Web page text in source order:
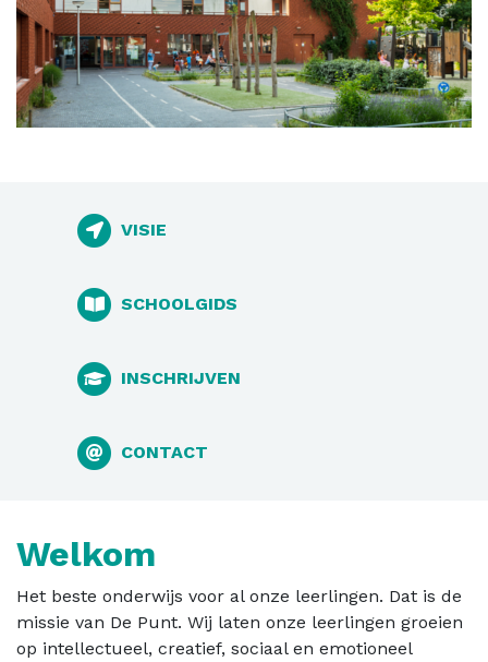
VISIE
SCHOOLGIDS
INSCHRIJVEN
CONTACT
Welkom
Het beste onderwijs voor al onze leerlingen. Dat is de
missie van De Punt. Wij laten onze leerlingen groeien
op intellectueel, creatief, sociaal en emotioneel